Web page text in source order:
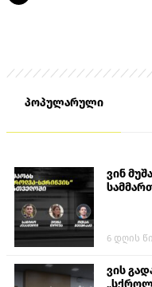
პოპულარული
ვინ
6 დღის
ვის